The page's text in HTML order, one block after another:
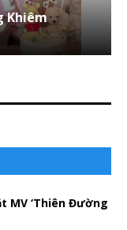
Khiêm
MV ‘Thiên Đường